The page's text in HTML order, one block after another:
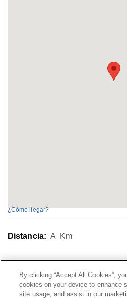
¿Cómo llegar?
Distancia: A Km
Línea Universal 900 203 203|
Prestaciones Especiales|
By clicking “Accept All Cookies”,
cookies on your device to enhance
site usage, and assist in our